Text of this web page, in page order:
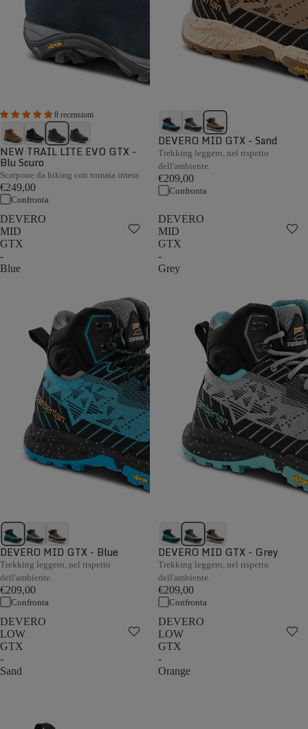
8 recensioni
NEW TRAIL LITE EVO GTX -
Blu Scuro
Scarpone da hiking con tomaia intera
€249,00
Confronta
DEVERO MID GTX - Sand
Trekking leggero, nel rispetto
dell'ambiente.
€209,00
Confronta
DEVERO
MID
GTX
-
Blue
DEVERO MID GTX - Blue
Trekking leggero, nel rispetto
dell'ambiente.
€209,00
Confronta
DEVERO
MID
GTX
-
Grey
DEVERO MID GTX - Grey
Trekking leggero, nel rispetto
dell'ambiente.
€209,00
Confronta
DEVERO
LOW
GTX
-
Sand
DEVERO
LOW
GTX
-
Orange